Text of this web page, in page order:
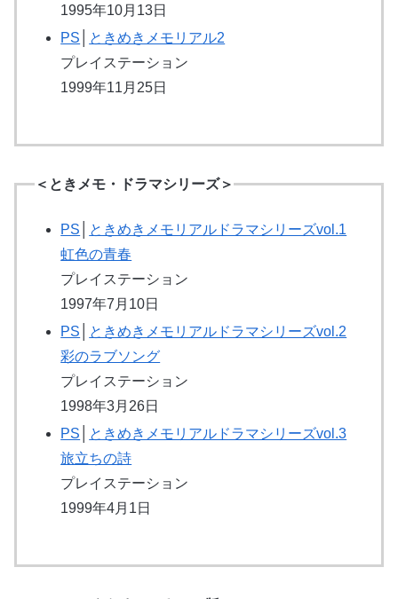
1995年10月13日
PS
ときめきメモリアル2
プレイステーション
1999年11月25日
＜ときメモ・ドラマシリーズ＞
PS
ときめきメモリアルドラマシリーズvol.1
虹色の青春
プレイステーション
1997年7月10日
PS
ときめきメモリアルドラマシリーズvol.2
彩のラブソング
プレイステーション
1998年3月26日
PS
ときめきメモリアルドラマシリーズvol.3
旅立ちの詩
プレイステーション
1999年4月1日